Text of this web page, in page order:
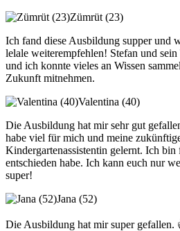
Zümrüt (23)
Ich fand diese Ausbildung supper und
lelale weiterempfehlen! Stefan und
und ich konnte vieles an Wissen
Zukunft mitnehmen.
Valentina (40)
Die Ausbildung hat mir sehr gut
habe viel für mich und meine
Kindergartenassistentin gelernt. Ich
entschieden habe. Ich kann euch nur
super!
Jana (52)
Die Ausbildung hat mir super gefallen.